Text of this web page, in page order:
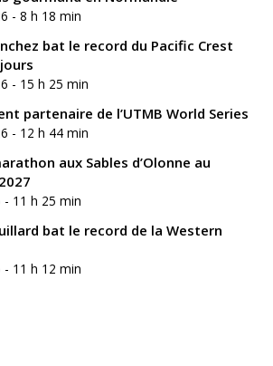
- 8 h 18 min
bat le record du Pacific Crest
- 15 h 25 min
partenaire de l’UTMB World Series
- 12 h 44 min
aux Sables d’Olonne au
- 11 h 25 min
bat le record de la Western
- 11 h 12 min